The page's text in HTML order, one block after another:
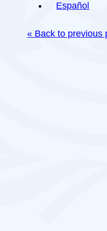
Español
« Back to previous